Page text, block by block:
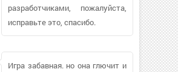
разработчиками, пожалуйста,
исправьте это, спасибо.
Игра забавная. но она глючит и